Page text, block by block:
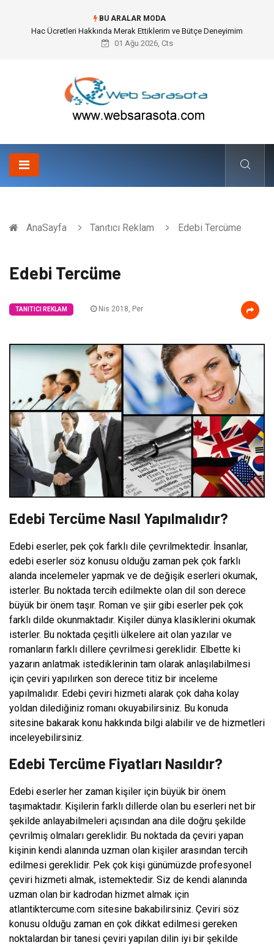
BU ARALAR MODA
Hac Ücretleri Hakkında Merak Ettiklerim ve Bütçe Deneyimim
01 Ağu 2026, Cts
AnaSayfa Tanıtıcı Reklam Edebi Tercüme
Edebi Tercüme
TANITICI REKLAM Nis 2018, Per
Edebi Tercüme Nasıl Yapılmalıdır?
Edebi eserler, pek çok farklı dile çevrilmektedir. İnsanlar,
edebi eserler söz konusu olduğu zaman pek çok farklı
alanda incelemeler yapmak ve de değişik eserleri okumak,
isterler. Bu noktada tercih edilmekte olan dil son derece
büyük bir önem taşır. Roman ve şiir gibi eserler pek çok
farklı dilde okunmaktadır. Kişiler dünya klasiklerini okumak
isterler. Bu noktada çeşitli ülkelere ait olan yazılar ve
romanların farklı dillere çevrilmesi gereklidir. Elbette ki
yazarın anlatmak istediklerinin tam olarak anlaşılabilmesi
için çeviri yapılırken son derece titiz bir inceleme
yapılmalıdır. Edebi çeviri hizmeti alarak çok daha kolay
yoldan dilediğiniz romanı okuyabilirsiniz. Bu konuda
sitesine bakarak konu hakkında bilgi alabilir ve de hizmetleri
inceleyebilirsiniz.
Edebi Tercüme Fiyatları Nasıldır?
Edebi eserler her zaman kişiler için büyük bir önem
taşımaktadır. Kişilerin farklı dillerde olan bu eserleri net bir
şekilde anlayabilmeleri açısından ana dile doğru şekilde
çevrilmiş olmaları gereklidir. Bu noktada da çeviri yapan
kişinin kendi alanında uzman olan kişiler arasından tercih
edilmesi gereklidir. Pek çok kişi günümüzde profesyonel
çeviri hizmeti almak, istemektedir. Siz de kendi alanında
uzman olan bir kadrodan hizmet almak için
atlantiktercume.com sitesine bakabilirsiniz. Çeviri söz
konusu olduğu zaman en çok dikkat edilmesi gereken
noktalardan bir tanesi çeviri yapılan dilin iyi bir şekilde